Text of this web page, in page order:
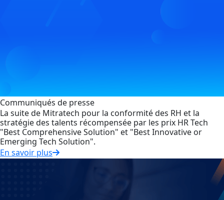
Communiqués de presse
La suite de Mitratech pour la conformité des RH et la
stratégie des talents récompensée par les prix HR Tech
"Best Comprehensive Solution" et "Best Innovative or
Emerging Tech Solution".
En savoir plus